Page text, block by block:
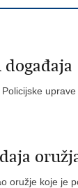
oružje koje je